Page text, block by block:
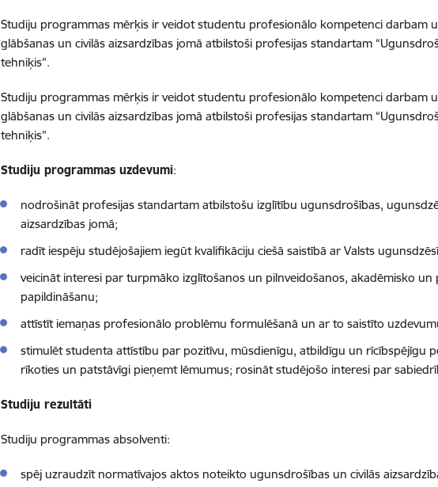
Studiju programmas mērķis ir veidot studentu profesionālo kompetenci darbam
glābšanas un civilās aizsardzības jomā atbilstoši profesijas standartam
tehniķis”.
Studiju programmas mērķis ir veidot studentu profesionālo kompetenci darbam
glābšanas un civilās aizsardzības jomā atbilstoši profesijas standartam
tehniķis”.
Studiju programmas uzdevumi:
nodrošināt profesijas standartam atbilstošu izglītību ugunsdrošības,
aizsardzības jomā;
radīt iespēju studējošajiem iegūt kvalifikāciju ciešā saistībā ar Valsts
veicināt interesi par turpmāko izglītošanos un pilnveidošanos, akadēmisko un
papildināšanu;
attīstīt iemaņas profesionālo problēmu formulēšanā un ar to saistīto
stimulēt studenta attīstību par pozitīvu, mūsdienīgu, atbildīgu un rīcībspējīgu
rīkoties un patstāvīgi pieņemt lēmumus; rosināt studējošo interesi par
Studiju rezultāti
Studiju programmas absolventi:
spēj uzraudzīt normatīvajos aktos noteikto ugunsdrošības un civilās